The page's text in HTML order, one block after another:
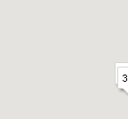
Scheibensuche